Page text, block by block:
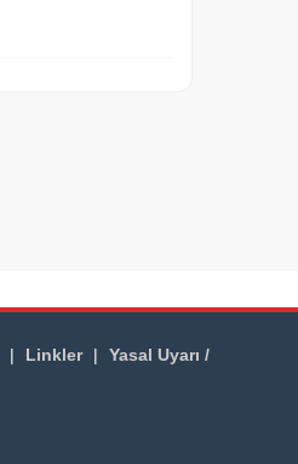
| Linkler |
Yasal Uyarı /